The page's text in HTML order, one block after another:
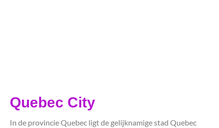
Quebec City
In de provincie Quebec ligt de gelijknamige stad Quebec